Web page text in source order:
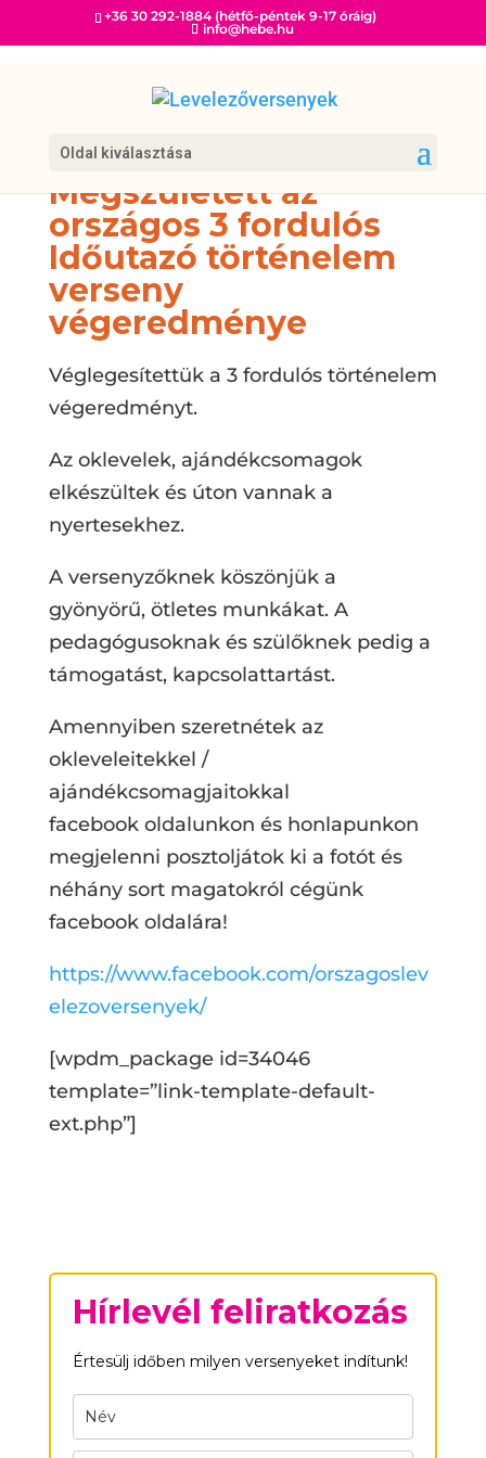
+36 30 292-1884 (hétfő-péntek 9-17 óráig)
info@hebe.hu
Oldal kiválasztása
Megszületett az
országos 3 fordulós
Időutazó történelem
verseny
végeredménye
Véglegesítettük a 3 fordulós történelem
végeredményt.
Az oklevelek, ajándékcsomagok
elkészültek és úton vannak a
nyertesekhez.
A versenyzőknek köszönjük a
gyönyörű, ötletes munkákat. A
pedagógusoknak és szülőknek pedig a
támogatást, kapcsolattartást.
Amennyiben szeretnétek az
okleveleitekkel /
ajándékcsomagjaitokkal
facebook oldalunkon és honlapunkon
megjelenni posztoljátok ki a fotót és
néhány sort magatokról cégünk
facebook oldalára!
https://www.facebook.com/orszagoslev
elezoversenyek/
[wpdm_package id=34046
template=”link-template-default-
ext.php”]
Hírlevél feliratkozás
Értesülj időben milyen versenyeket indítunk!